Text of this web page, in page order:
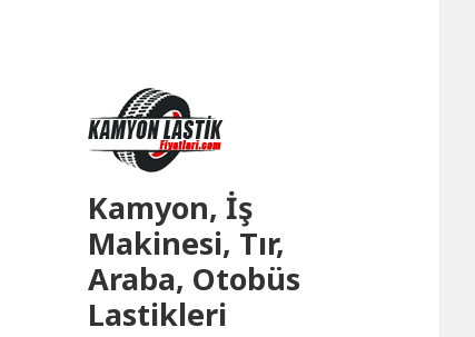
Kamyon, İş
Makinesi, Tır,
Araba, Otobüs
Lastikleri